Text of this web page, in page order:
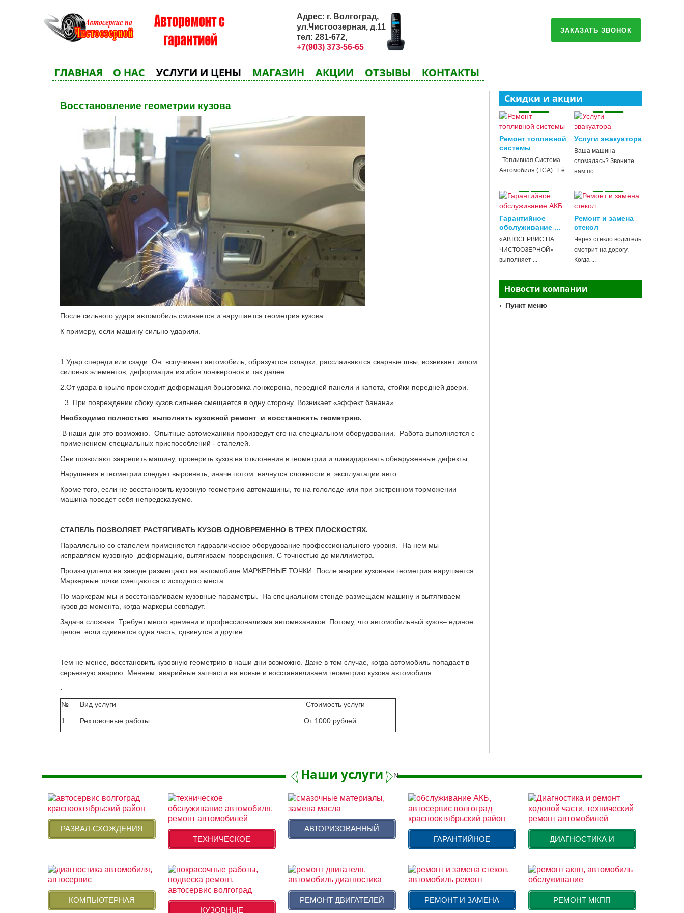
Адрес: г. Волгоград,
ул.Чистоозерная, д.11
тел: 281-672,
+7(903) 373-56-65
ЗАКАЗАТЬ ЗВОНОК
ГЛАВНАЯ О НАС УСЛУГИ И ЦЕНЫ МАГАЗИН АКЦИИ ОТЗЫВЫ КОНТАКТЫ
Восстановление геометрии кузова
После сильного удара автомобиль сминается и нарушается геометрия кузова.
К примеру, если машину сильно ударили.
1.Удар спереди или сзади. Он вспучивает автомобиль, образуются складки, расслаиваются сварные швы, возникает излом
силовых элементов, деформация изгибов лонжеронов и так далее.
2.От удара в крыло происходит деформация брызговика лонжерона, передней панели и капота, стойки передней двери.
При повреждении сбоку кузов сильнее смещается в одну сторону. Возникает «эффект банана».
Необходимо полностью выполнить кузовной ремонт и восстановить геометрию.
В наши дни это возможно. Опытные автомеханики произведут его на специальном оборудовании. Работа выполняется с
применением специальных приспособлений - стапелей.
Они позволяют закрепить машину, проверить кузов на отклонения в геометрии и ликвидировать обнаруженные дефекты.
Нарушения в геометрии следует выровнять, иначе потом начнутся сложности в эксплуатации авто.
Кроме того, если не восстановить кузовную геометрию автомашины, то на гололеде или при экстренном торможении
машина поведет себя непредсказуемо.
СТАПЕЛЬ ПОЗВОЛЯЕТ РАСТЯГИВАТЬ КУЗОВ ОДНОВРЕМЕННО В ТРЕХ ПЛОСКОСТЯХ.
Параллельно со стапелем применяется гидравлическое оборудование профессионального уровня. На нем мы
исправляем кузовную деформацию, вытягиваем повреждения. С точностью до миллиметра.
Производители на заводе размещают на автомобиле МАРКЕРНЫЕ ТОЧКИ. После аварии кузовная геометрия нарушается.
Маркерные точки смещаются с исходного места.
По маркерам мы и восстанавливаем кузовные параметры. На специальном стенде размещаем машину и вытягиваем
кузов до момента, когда маркеры совпадут.
Задача сложная. Требует много времени и профессионализма автомехаников. Потому, что автомобильный кузов– единое
целое: если сдвинется одна часть, сдвинутся и другие.
Тем не менее, восстановить кузовную геометрию в наши дни возможно. Даже в том случае, когда автомобиль попадает в
серьезную аварию. Меняем аварийные запчасти на новые и восстанавливаем геометрию кузова автомобиля.
.
№
Вид услуги Стоимость услуги
1 Рехтовочные работы От 1000 рублей
Скидки и акции
Ремонт топливной
системы
Топливная Система
Автомобиля (ТСА). Её
Услуги эвакуатора
Ваша машина
сломалась? Звоните
нам по ...
Гарантийное
обслуживание ...
«АВТОСЕРВИС НА
ЧИСТООЗЕРНОЙ»
выполняет ...
Ремонт и замена
стекол
Через стекло водитель
смотрит на дорогу.
Когда ...
Новости компании
Пункт меню
Наши услуги Next
РАЗВАЛ-СХОЖДЕНИЯ
ТЕХНИЧЕСКОЕ
АВТОРИЗОВАННЫЙ
ГАРАНТИЙНОЕ
ДИАГНОСТИКА И
КОМПЬЮТЕРНАЯ
КУЗОВНЫЕ
РЕМОНТ ДВИГАТЕЛЕЙ РЕМОНТ И ЗАМЕНА РЕМОНТ МКПП